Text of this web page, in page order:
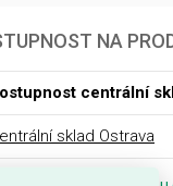
NA
centrální
sklad Ostrava